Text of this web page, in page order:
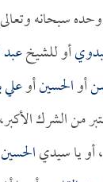
سبحانه
أو للشيخعبد
أوالحسينأو
من الشرك
يا سيديالحسين